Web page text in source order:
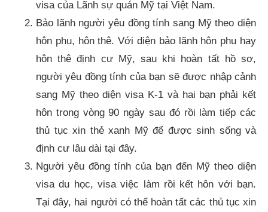
visa của Lãnh sự quán Mỹ tại Việt Nam.
Bảo lãnh người yêu đồng tính sang Mỹ theo diện
hôn phu, hôn thê. Với diện bảo lãnh hôn phu hay
hôn thê định cư Mỹ, sau khi hoàn tất hồ sơ,
người yêu đồng tính của bạn sẽ được nhập cảnh
sang Mỹ theo diện visa K-1 và hai bạn phải kết
hôn trong vòng 90 ngày sau đó rồi làm tiếp các
thủ tục xin thẻ xanh Mỹ để được sinh sống và
định cư lâu dài tại đây.
Người yêu đồng tính của bạn đến Mỹ theo diện
visa du học, visa việc làm rồi kết hôn với bạn.
Tại đây, hai người có thể hoàn tất các thủ tục xin